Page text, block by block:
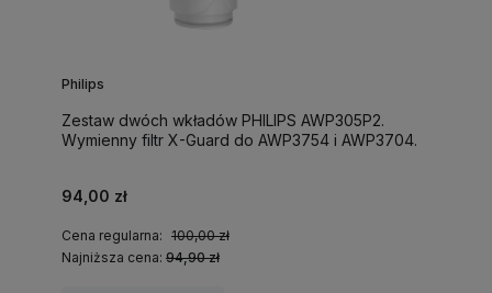
Philips
Zestaw dwóch wkładów PHILIPS AWP305P2.
Wymienny filtr X-Guard do AWP3754 i AWP3704.
94,00 zł
Cena regularna: 100,00 zł
Najniższa cena: 94,90 zł